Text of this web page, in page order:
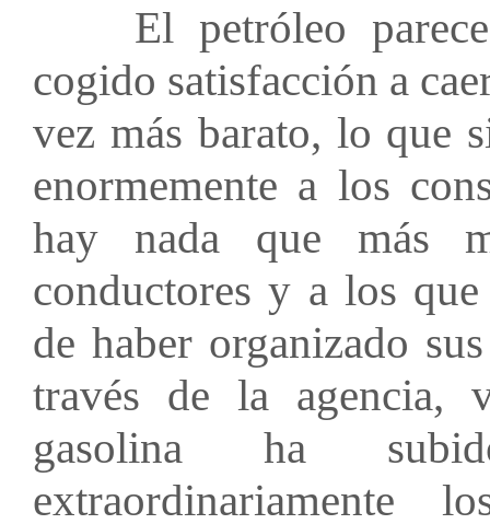
El petróleo parece
cogido satisfacción a
vez más barato, lo que
enormemente a los
hay nada que más
conductores y a los
de haber organizado
través de la agencia,
gasolina ha
extraordinariamente